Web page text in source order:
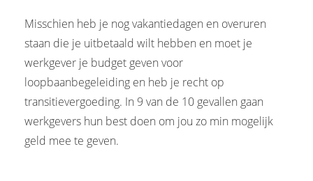
Misschien heb je nog vakantiedagen en overuren
staan die je uitbetaald wilt hebben en moet je
werkgever je budget geven voor
loopbaanbegeleiding en heb je recht op
transitievergoeding. In 9 van de 10 gevallen gaan
werkgevers hun best doen om jou zo min mogelijk
geld mee te geven.